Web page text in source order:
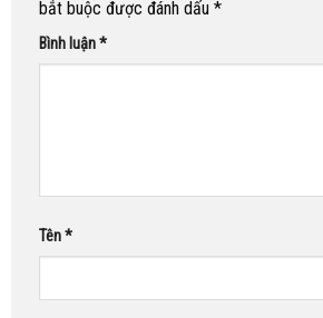
bắt buộc được đánh dấu *
Bình luận*
Tên*